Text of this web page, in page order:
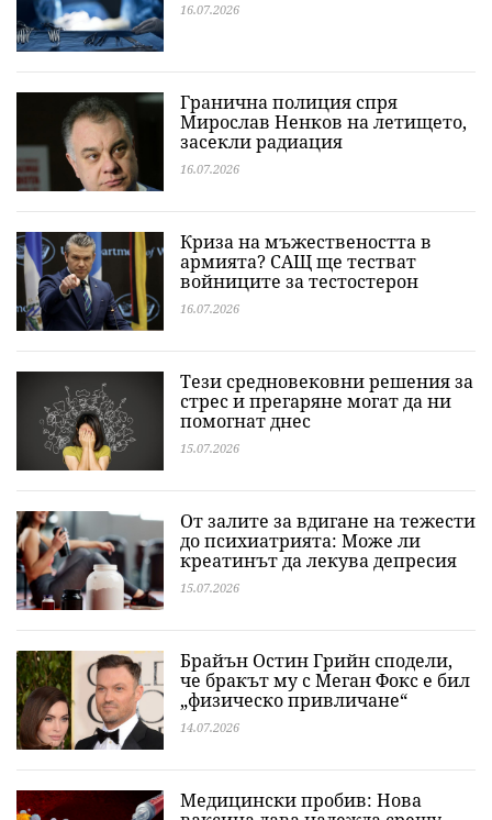
16.07.2026
Гранична полиция спря
Мирослав Ненков на летището,
засекли радиация
16.07.2026
Криза на мъжествеността в
армията? САЩ ще тестват
войниците за тестостерон
16.07.2026
Тези средновековни решения за
стрес и прегаряне могат да ни
помогнат днес
15.07.2026
От залите за вдигане на тежести
до психиатрията: Може ли
креатинът да лекува депресия
15.07.2026
Брайън Остин Грийн сподели,
че бракът му с Меган Фокс е бил
„физическо привличане“
14.07.2026
Медицински пробив: Нова